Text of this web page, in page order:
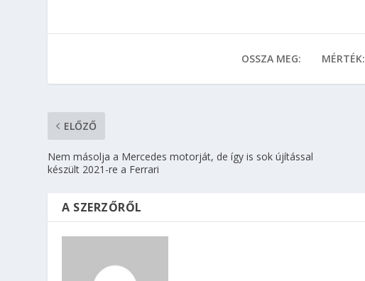
OSSZA MEG: MÉRTÉK:
ELŐZŐ
Nem másolja a Mercedes motorját, de így is sok újítással
készült 2021-re a Ferrari
A SZERZŐRŐL